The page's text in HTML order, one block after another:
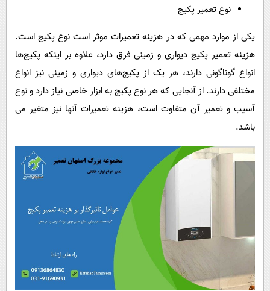
نوع تعمیر پکیج
یکی از موارد مهمی که در هزینه تعمیرات موثر است نوع پکیج است.
هزینه تعمیر پکیج دیواری و زمینی فرق دارد، علاوه بر اینکه پکیج‌ها
انواع گوناگونی دارند، هر یک از پکیج‌های دیواری و زمینی نیز انواع
مختلفی دارند. از آنجایی که هر نوع پکیج به ابزار خاصی نیاز دارد و نوع
آسیب و تعمیر آن متفاوت است، هزینه تعمیرات آنها نیز متغیر می
باشد.